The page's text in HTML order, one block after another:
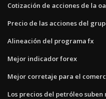
Cotización de acciones de la
Precio de las acciones del
Alineación del programa fx
Mejor indicador forex
Mejor corretaje para el
Los precios del petróleo suben